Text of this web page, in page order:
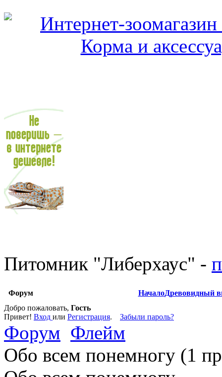
Питомник "Либерхаус" -
Форум НачалоДревовидный
Добро пожаловать, Гость
Привет! Вход или Регистрация. Забыли пароль?
Форум Флейм
Обо всем понемногу (1